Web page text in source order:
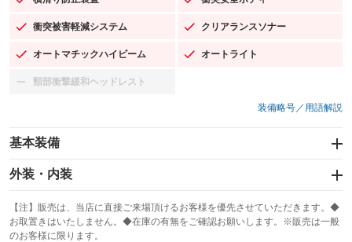
：装備あり ：装備あり
衝突被害軽減システム
：装備あり クリアランスソナー
：装備あり
オートマチックハイビーム
：装備あり オートライト
：装備あり
頸部衝撃緩和ヘッドレスト
：装備なし
装備略号／用語解説
基本装備
エアバッグ：運転席/助手席/サイド
：装備あり
：装備あり
サンルーフ
：装備なし ABS
外装・内装
カーナビ：SDナビ
：装備あり
TV：フルセグ
：装備あり
【注】販売は、当店に直接ご来場頂けるお客様を優先させていただきます。◆
お取置きはいたしません。◆在庫の有無をご確認お願いします。※販売は一般
のお客様に限ります。